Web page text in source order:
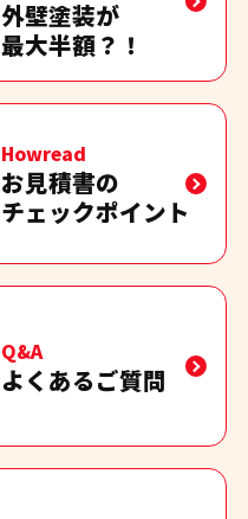
外壁塗装が
最大半額？！
Howread
お見積書の
チェックポイント
Q&A
よくあるご質問